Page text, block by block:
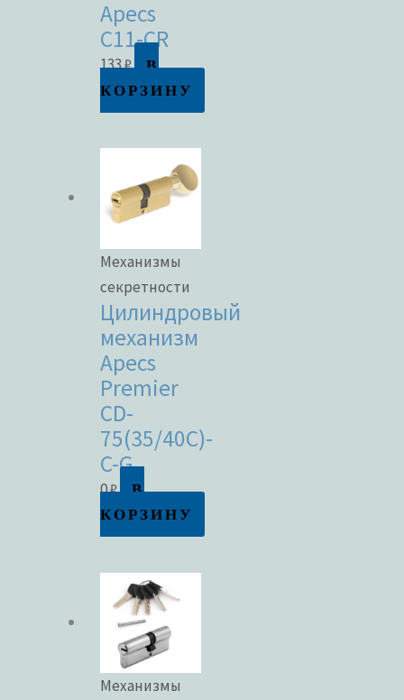
Apecs
C11-CR
133₽
В
КОРЗИНУ
Механизмы
секретности
Цилиндровый
механизм
Apecs
Premier
CD-
75(35/40C)-
C-G
0₽
В
КОРЗИНУ
Механизмы